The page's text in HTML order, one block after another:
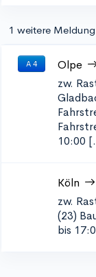
1 weitere
A 4 Olpe
zw.
10:00
Köln
zw.
(23)
bis